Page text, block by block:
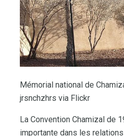
Mémorial national de
jrsnchzhrs via Flickr
La Convention Chamizal de
importante dans les